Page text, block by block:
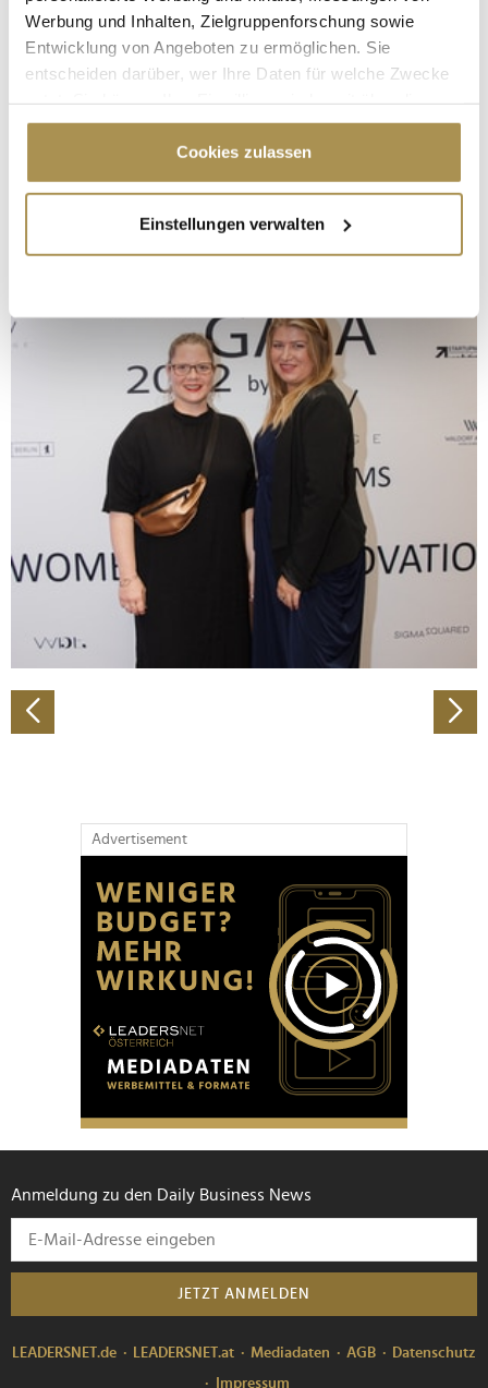
Werbung und Inhalten, Zielgruppenforschung sowie
Entwicklung von Angeboten zu ermöglichen. Sie
entscheiden darüber, wer Ihre Daten für welche Zwecke
Cookie-Erklärung oder durch Klicken auf das Privacy
Trigger Symbol ändern oder widerrufen
Informationen über Ihre geografische Lage
erfassen, welche bis auf einige Meter genau sein
bestimmten Merkmalen (Fingerprinting) identifizieren
Erfahren Sie mehr darüber, wie Ihre persönlichen Daten
verarbeitet werden, und legen Sie Ihre Präferenzen im
Abschnitt Einzelheiten
fest.
Wir verwenden Cookies, um Inhalte und Anzeigen zu
personalisieren, Funktionen für soziale Medien anbieten
zu können und die Zugriffe auf unsere Website zu
analysieren. Außerdem geben wir Informationen zu Ihrer
Verwendung unserer Website an unsere Partner für
soziale Medien, Werbung und Analysen weiter. Unsere
Partner führen diese Informationen möglicherweise mit
weiteren Daten zusammen, die Sie ihnen bereitgestellt
gesammelt haben.
Cookies zulassen
Einstellungen verwalten
Advertisement
Anmeldung zu den Daily Business News
JETZT ANMELDEN
LEADERSNET.de LEADERSNET.at Mediadaten AGB
Datenschutz
Impressum